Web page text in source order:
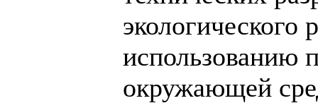
экологического
использованию
окружающей